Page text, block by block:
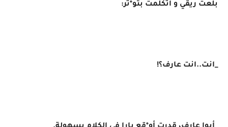
بلعت ريقي و اتكلمت بتو*تر:
_انت..انت عارف؟!